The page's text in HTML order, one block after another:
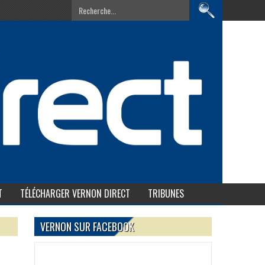
TÉLÉCHARGER VERNON DIRECT TRIBUNES
VERNON SUR FACEBOOK